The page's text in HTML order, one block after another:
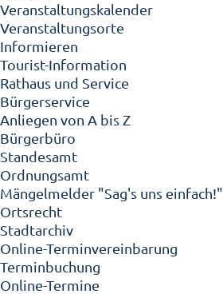
Veranstaltungskalender
Veranstaltungsorte
Informieren
Tourist-Information
Rathaus und Service
Bürgerservice
Anliegen von A bis Z
Bürgerbüro
Standesamt
Ordnungsamt
Mängelmelder "Sag's uns einfach!"
Ortsrecht
Stadtarchiv
Online-Terminvereinbarung
Terminbuchung
Online-Termine